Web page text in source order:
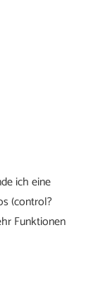
ich eine
(control?
Funktionen